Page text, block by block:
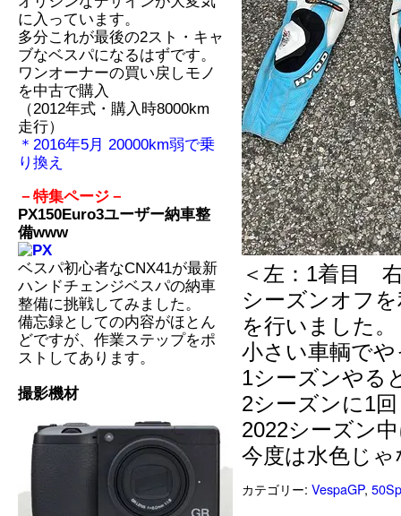
に入っています。
多分これが最後の2スト・キャ
ブなベスパになるはずです。
ワンオーナーの買い戻しモノ
を中古で購入
（2012年式・購入時8000km
走行）
＊2016年5月 20000km弱で乗
り換え
－特集ページ－
PX150Euro3ユーザー納車整
備www
ベスパ初心者なCNX41が最新
ハンドチェンジベスパの納車
整備に挑戦してみました。
備忘録としての内容がほとん
どですが、作業ステップをポ
ストしてあります。
撮影機材
＜左：1着目
シーズンオフ
を行いました。
小さい車輌で
1シーズンやる
2シーズンに1
2022シーズン
今度は水色じ
カテゴリー: VespaGP,